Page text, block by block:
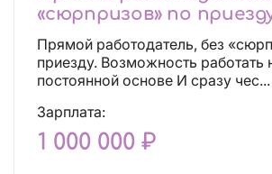
«сюрпризов» по
Прямой работодатель, без
приезду. Возможность работать на
постоянной основе И сразу чес...
Зарплата:
1 000 000 ₽